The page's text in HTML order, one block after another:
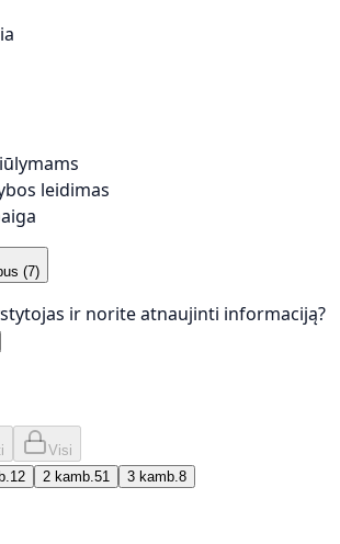
leidimas
(7)
ir norite atnaujinti informaciją?
Visi
12 2 kamb. 51 3 kamb. 8